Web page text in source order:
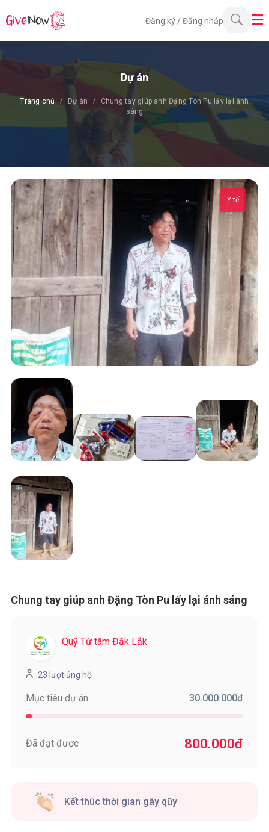
Đăng ký /Đăng nhập
Dự án
Trang chủ Dự án
Chung tay giúp anh Đặng Tòn Pu lấy lại ánh
sáng
Y tế
Chung tay giúp anh Đặng Tòn Pu lấy lại ánh sáng
Quỹ Từ tâm Đắk Lắk
23 lượt ủng hộ
Mục tiêu dự án 30.000.000đ
Đã đạt được 800.000đ
Kết thúc thời gian gây qũy